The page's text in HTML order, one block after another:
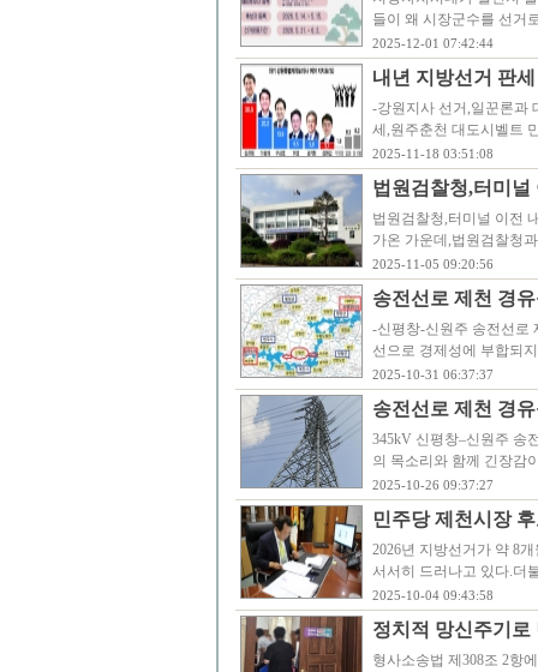
들이 왜 시장군수를 선거
2025-12-01 07:42:44
내년 지방선거 판
-강원지사 선거,일꾼론과
세,원주춘천 대도시벨트
2025-11-18 03:51:08
법원검찰청,터미
법원검찰청,터미널 이전
가온 가운데,법원검찰청
2025-11-05 09:20:56
송전선로 제천 경
-신평창-신원주 송전선로
선으로 경제성에 부합되
2025-10-31 06:37:37
송전선로 제천 경
345kV 신평창–신원주 송
의 목소리와 함께 긴장감
2025-10-26 09:37:27
민주당 제천시장
2026년 지방선거가 약 8
서서히 드러나고 있다.더
2025-10-04 09:43:58
정치적 망신주기
형사소송법 제308조 2항